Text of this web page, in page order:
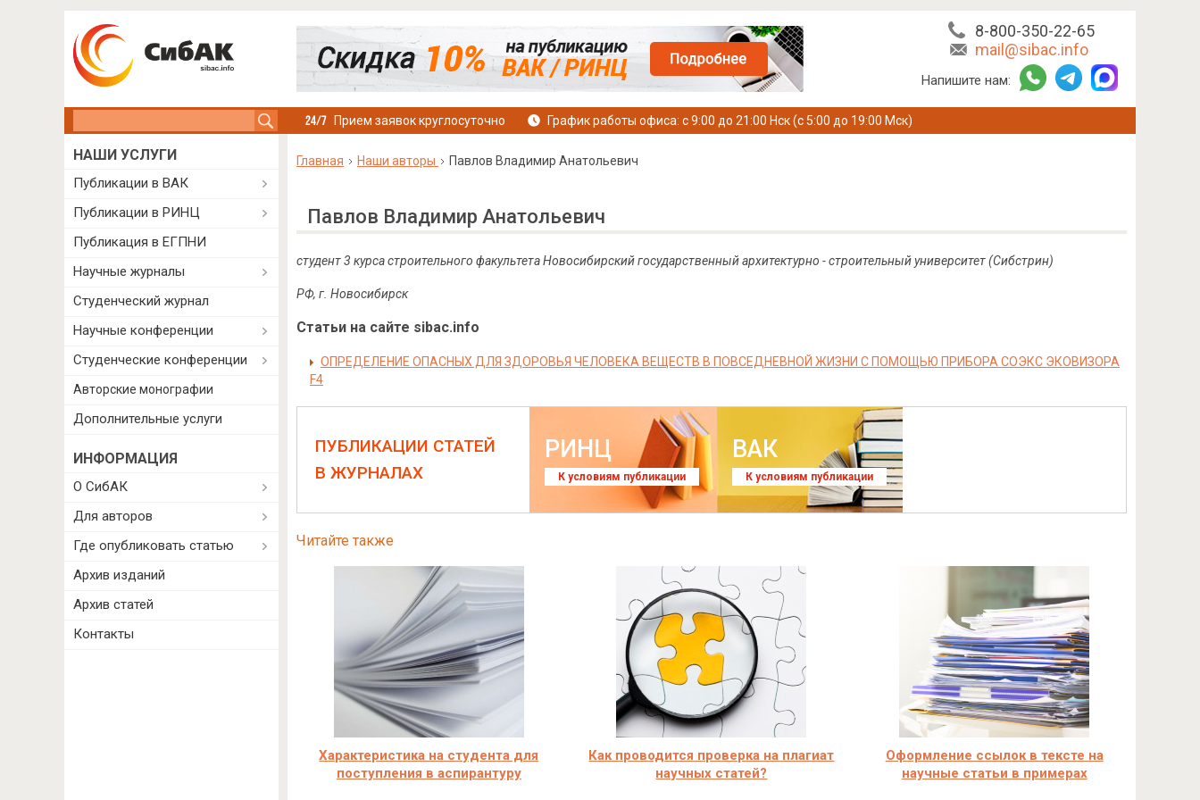
8-800-350-22-65
mail@sibac.info
Напишите нам:
Прием заявок круглосуточно График работы офиса: с 9:00 до 21:00 Нск (с 5:00 до 19:00 Мск)
Главная Наши авторы Павлов Владимир Анатольевич
Павлов Владимир Анатольевич
студент 3 курса строительного факультета Новосибирский государственный архитектурно - строительный университет (Сибстрин)
РФ, г. Новосибирск
Статьи на сайте sibac.info
ОПРЕДЕЛЕНИЕ ОПАСНЫХ ДЛЯ ЗДОРОВЬЯ ЧЕЛОВЕКА ВЕЩЕСТВ В ПОВСЕДНЕВНОЙ ЖИЗНИ С ПОМОЩЬЮ ПРИБОРА СОЭКС ЭКОВИЗОРА
F4
ПУБЛИКАЦИИ СТАТЕЙ
В ЖУРНАЛАХ
РИНЦ
К условиям публикации
ВАК
К условиям публикации
Читайте также
Характеристика на студента для
поступления в аспирантуру
Как проводится проверка на плагиат
научных статей?
Оформление ссылок в тексте на
научные статьи в примерах
НАШИ УСЛУГИ
Публикации в ВАК
Публикации в РИНЦ
Публикация в ЕГПНИ
Научные журналы
Студенческий журнал
Научные конференции
Студенческие конференции
Авторские монографии
Дополнительные услуги
ИНФОРМАЦИЯ
О СибАК
Для авторов
Где опубликовать статью
Архив изданий
Архив статей
Контакты